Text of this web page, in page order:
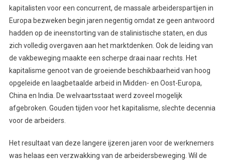
kapitalisten voor een concurrent, de massale arbeiderspartijen in
Europa bezweken begin jaren negentig omdat ze geen antwoord
hadden op de ineenstorting van de stalinistische staten, en dus
zich volledig overgaven aan het marktdenken. Ook de leiding van
de vakbeweging maakte een scherpe draai naar rechts. Het
kapitalisme genoot van de groeiende beschikbaarheid van hoog
opgeleide en laagbetaalde arbeid in Midden- en Oost-Europa,
China en India. De welvaartsstaat werd zoveel mogelijk
afgebroken. Gouden tijden voor het kapitalisme, slechte decennia
voor de arbeiders.
Het resultaat van deze langere ijzeren jaren voor de werknemers
was helaas een verzwakking van de arbeidersbeweging. Wil de